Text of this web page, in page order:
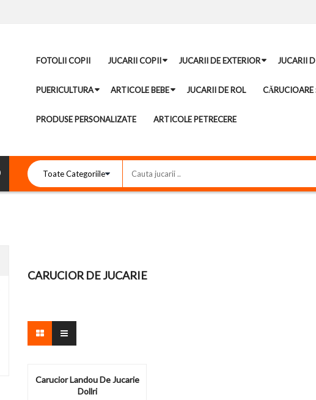
FOTOLII COPII JUCARII COPII JUCARII DE EXTERIOR JUCARII
PUERICULTURA ARTICOLE BEBE JUCARII DE ROL
PRODUSE PERSONALIZATE ARTICOLE PETRECERE
CARUCIOR DE JUCARIE
Carucior Landou De Jucarie
Dollri